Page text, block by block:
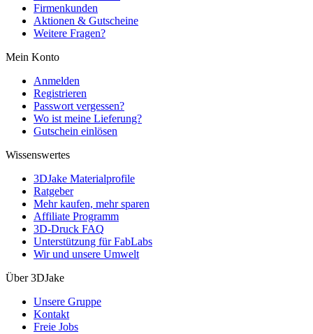
Firmenkunden
Aktionen & Gutscheine
Weitere Fragen?
Mein Konto
Anmelden
Registrieren
Passwort vergessen?
Wo ist meine Lieferung?
Gutschein einlösen
Wissenswertes
3DJake Materialprofile
Ratgeber
Mehr kaufen, mehr sparen
Affiliate Programm
3D-Druck FAQ
Unterstützung für FabLabs
Wir und unsere Umwelt
Über 3DJake
Unsere Gruppe
Kontakt
Freie Jobs